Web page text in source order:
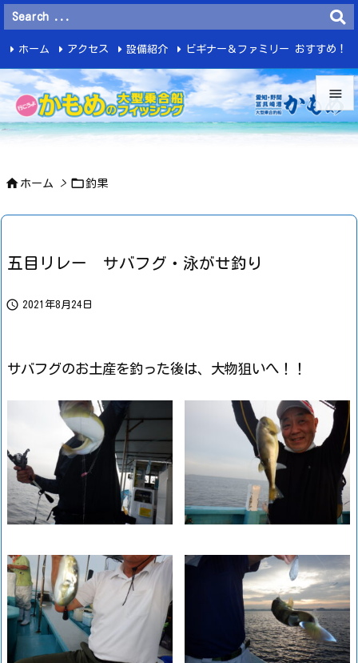


ホーム アクセス 設備紹介 ビギナー＆ファミリー おすすめ！
釣 果
 ホーム > 釣果
五目リレー サバフグ・泳がせ釣り
 2021年8月24日
サバフグのお土産を釣った後は、大物狙いへ！！